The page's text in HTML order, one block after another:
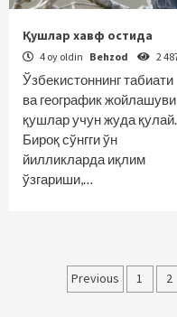
Қушлар хавф остида
4 oy oldin Behzod 2
Ўзбекистоннинг табиати
ва географик жойлашуви
қушлар учун жуда қулай.
Бироқ сўнгги ўн
йилликларда иқлим
ўзгариши,…
Maqolalar
Previous 1 2